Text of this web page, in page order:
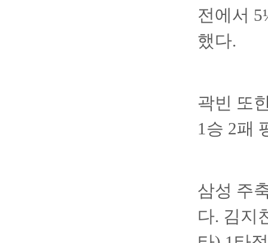
전에서
했다.
곽빈 또
1승 2패
삼성 주
다. 김지